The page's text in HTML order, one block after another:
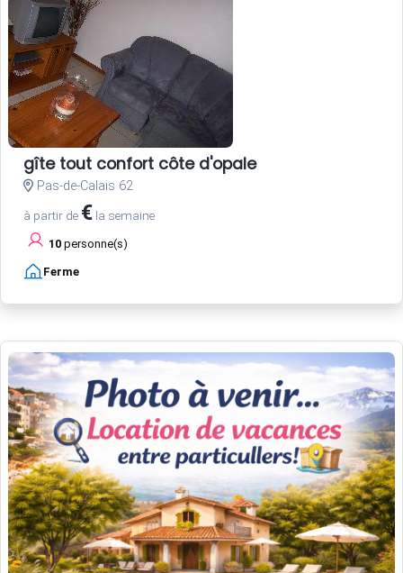
gîte tout confort côte d'opale
Pas-de-Calais 62
à partir de € la semaine
10 personne(s)
Ferme